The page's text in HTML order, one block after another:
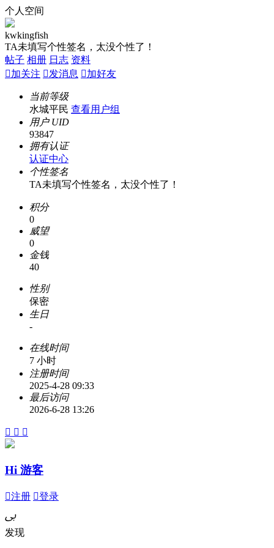
个人空间
kwkingfish
TA未填写个性签名，太没个性了！
帖子 相册 日志 资料
加关注 发消息 加好友
当前等级
水城平民 查看用户组
用户 UID
93847
拥有认证
认证中心
个性签名
TA未填写个性签名，太没个性了！
积分
0
威望
0
金钱
40
性别
保密
生日
-
在线时间
7 小时
注册时间
2025-4-28 09:33
最后访问
2026-6-28 13:26
  
Hi 游客
注册 登录
ﰉ
发现